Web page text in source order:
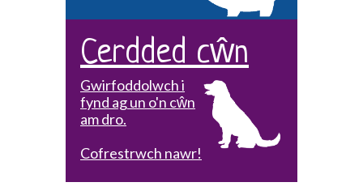
Cerdded cŵn
Gwirfoddolwch i
fynd ag un o'n cŵn
am dro.
Cofrestrwch nawr!